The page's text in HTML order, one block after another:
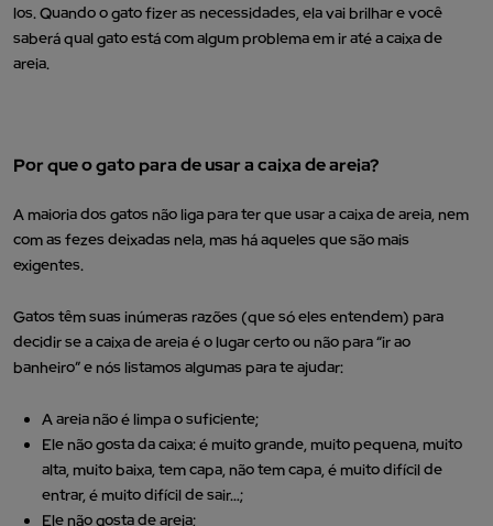
los. Quando o gato fizer as necessidades, ela vai brilhar e você
saberá qual gato está com algum problema em ir até a caixa de
areia.
Por que o gato para de usar a caixa de areia?
A maioria dos gatos não liga para ter que usar a caixa de areia, nem
com as fezes deixadas nela, mas há aqueles que são mais
exigentes.
Gatos têm suas inúmeras razões (que só eles entendem) para
decidir se a caixa de areia é o lugar certo ou não para “ir ao
banheiro” e nós listamos algumas para te ajudar:
A areia não é limpa o suficiente;
Ele não gosta da caixa: é muito grande, muito pequena, muito
alta, muito baixa, tem capa, não tem capa, é muito difícil de
entrar, é muito difícil de sair…;
Ele não gosta de areia;